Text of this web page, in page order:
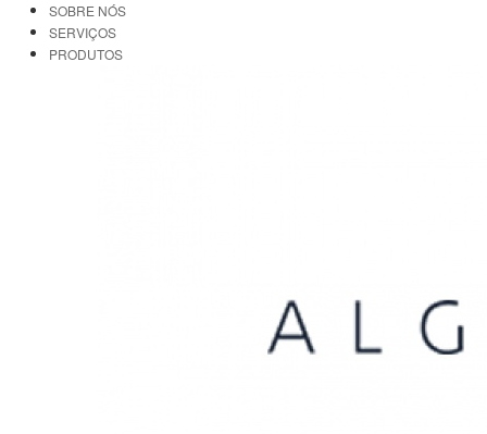
SOBRE NÓS
SERVIÇOS
PRODUTOS